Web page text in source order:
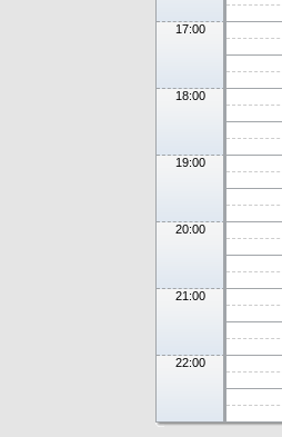
17:00
18:00
19:00
20:00
21:00
22:00